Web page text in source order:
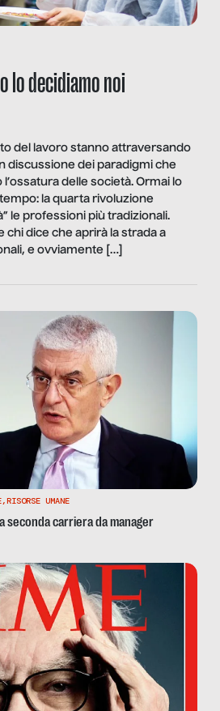
lo decidiamo noi
del lavoro stanno attraversando
discussione dei paradigmi che
delle società. Ormai lo
la quarta rivoluzione
le professioni più tradizionali.
chi dice che aprirà la strada a
e ovviamente […]
,RISORSE UMANE
seconda carriera da manager